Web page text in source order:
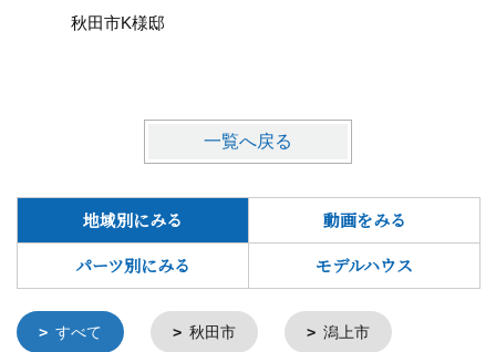
秋田市K様邸
一覧へ戻る
地域別にみる
動画をみる
パーツ別にみる
モデルハウス
すべて 秋田市 潟上市